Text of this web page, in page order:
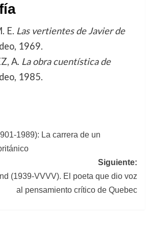
E. Las vertientes de Javier de
1969.
A. La obra cuentística de
1985.
1989): La carrera de un
Siguiente:
(1939-VVVV). El poeta que dio voz
al pensamiento crítico de Quebec